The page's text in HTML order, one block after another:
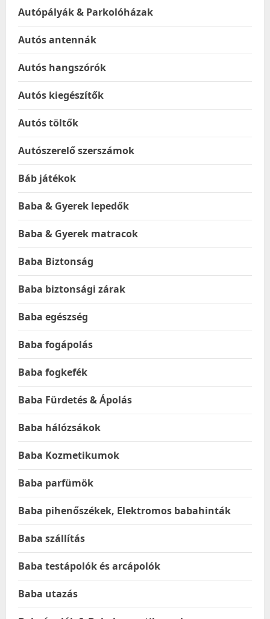
Autópályák & Parkolóházak
Autós antennák
Autós hangszórók
Autós kiegészítők
Autós töltők
Autószerelő szerszámok
Báb játékok
Baba & Gyerek lepedők
Baba & Gyerek matracok
Baba Biztonság
Baba biztonsági zárak
Baba egészség
Baba fogápolás
Baba fogkefék
Baba Fürdetés & Ápolás
Baba hálózsákok
Baba Kozmetikumok
Baba parfümök
Baba pihenőszékek, Elektromos babahinták
Baba szállítás
Baba testápolók és arcápolók
Baba utazás